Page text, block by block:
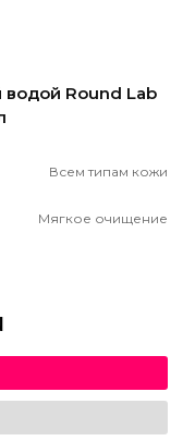
водой Round Lab
Всем типам кожи
Мягкое очищение